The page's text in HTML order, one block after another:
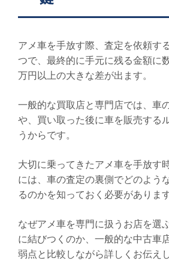
アメ車を手放す際、査定を依頼す
つで、最終的に手元に残る金額に
万円以上の大きな差が出ます。
一般的な買取店と専門店では、車
や、買い取った後に車を販売する
うからです。
大切に乗ってきたアメ車を手放す
には、車の査定の裏側でどのよう
るのかを知っておく必要があります
なぜアメ車を専門に扱うお店を選
に結びつくのか、一般的な中古車
弱点と比較しながら詳しくお伝えし